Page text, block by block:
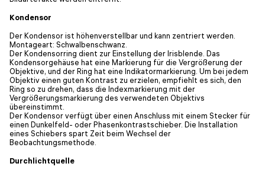
Kondensor
Der Kondensor ist höhenverstellbar und kann zentriert werden.
Montageart: Schwalbenschwanz.
Der Kondensorring dient zur Einstellung der Irisblende. Das
Kondensorgehäuse hat eine Markierung für die Vergrößerung der
Objektive, und der Ring hat eine Indikatormarkierung. Um bei jedem
Objektiv einen guten Kontrast zu erzielen, empfiehlt es sich, den
Ring so zu drehen, dass die Indexmarkierung mit der
Vergrößerungsmarkierung des verwendeten Objektivs
übereinstimmt.
Der Kondensor verfügt über einen Anschluss mit einem Stecker für
einen Dunkelfeld- oder Phasenkontrastschieber. Die Installation
eines Schiebers spart Zeit beim Wechsel der
Beobachtungsmethode.
Durchlichtquelle